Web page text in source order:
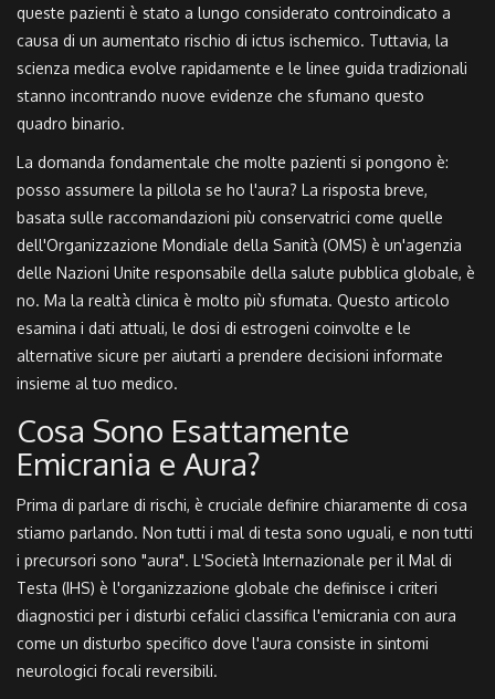
queste pazienti è stato a lungo considerato controindicato a
causa di un aumentato rischio di ictus ischemico. Tuttavia, la
scienza medica evolve rapidamente e le linee guida tradizionali
stanno incontrando nuove evidenze che sfumano questo
quadro binario.
La domanda fondamentale che molte pazienti si pongono è:
posso assumere la pillola se ho l'aura? La risposta breve,
basata sulle raccomandazioni più conservatrici come quelle
dell'Organizzazione Mondiale della Sanità (OMS) è un'agenzia
delle Nazioni Unite responsabile della salute pubblica globale, è
no. Ma la realtà clinica è molto più sfumata. Questo articolo
esamina i dati attuali, le dosi di estrogeni coinvolte e le
alternative sicure per aiutarti a prendere decisioni informate
insieme al tuo medico.
Cosa Sono Esattamente
Emicrania e Aura?
Prima di parlare di rischi, è cruciale definire chiaramente di cosa
stiamo parlando. Non tutti i mal di testa sono uguali, e non tutti
i precursori sono "aura". L'Società Internazionale per il Mal di
Testa (IHS) è l'organizzazione globale che definisce i criteri
diagnostici per i disturbi cefalici classifica l'emicrania con aura
come un disturbo specifico dove l'aura consiste in sintomi
neurologici focali reversibili.